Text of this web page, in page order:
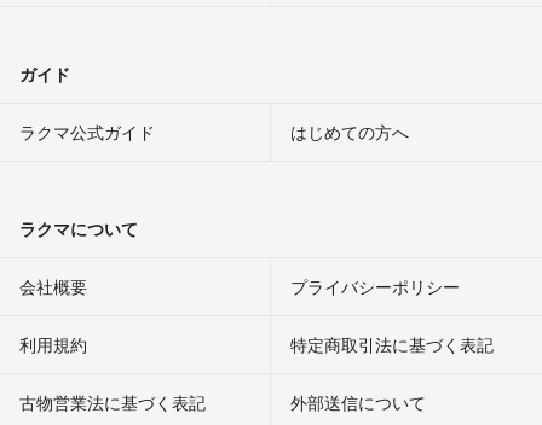
ガイド
ラクマ公式ガイド はじめての方へ
ラクマについて
会社概要 プライバシーポリシー
利用規約 特定商取引法に基づく表記
古物営業法に基づく表記 外部送信について